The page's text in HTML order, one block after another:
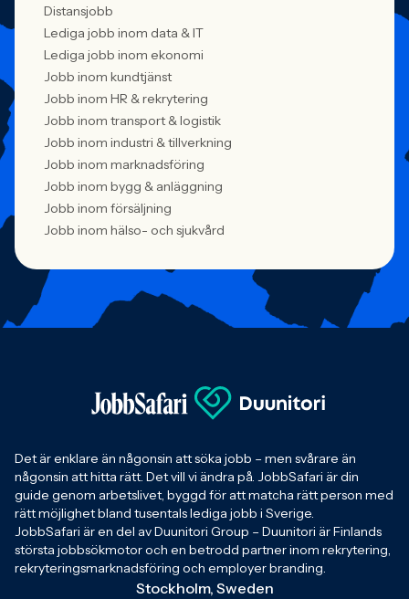
Distansjobb
Lediga jobb inom data & IT
Lediga jobb inom ekonomi
Jobb inom kundtjänst
Jobb inom HR & rekrytering
Jobb inom transport & logistik
Jobb inom industri & tillverkning
Jobb inom marknadsföring
Jobb inom bygg & anläggning
Jobb inom försäljning
Jobb inom hälso- och sjukvård
Det är enklare än någonsin att söka jobb – men svårare än
någonsin att hitta rätt. Det vill vi ändra på. JobbSafari är din
guide genom arbetslivet, byggd för att matcha rätt person med
rätt möjlighet bland tusentals lediga jobb i Sverige.
JobbSafari är en del av Duunitori Group – Duunitori är Finlands
största jobbsökmotor och en betrodd partner inom rekrytering,
rekryteringsmarknadsföring och employer branding.
Stockholm, Sweden